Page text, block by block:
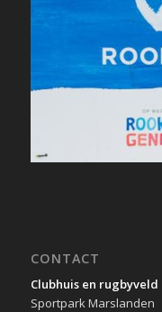
CONTACT
Clubhuis en rugbyveld
Sportpark Marslanden